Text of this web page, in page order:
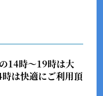
14時～19時は大
は快適にご利用頂